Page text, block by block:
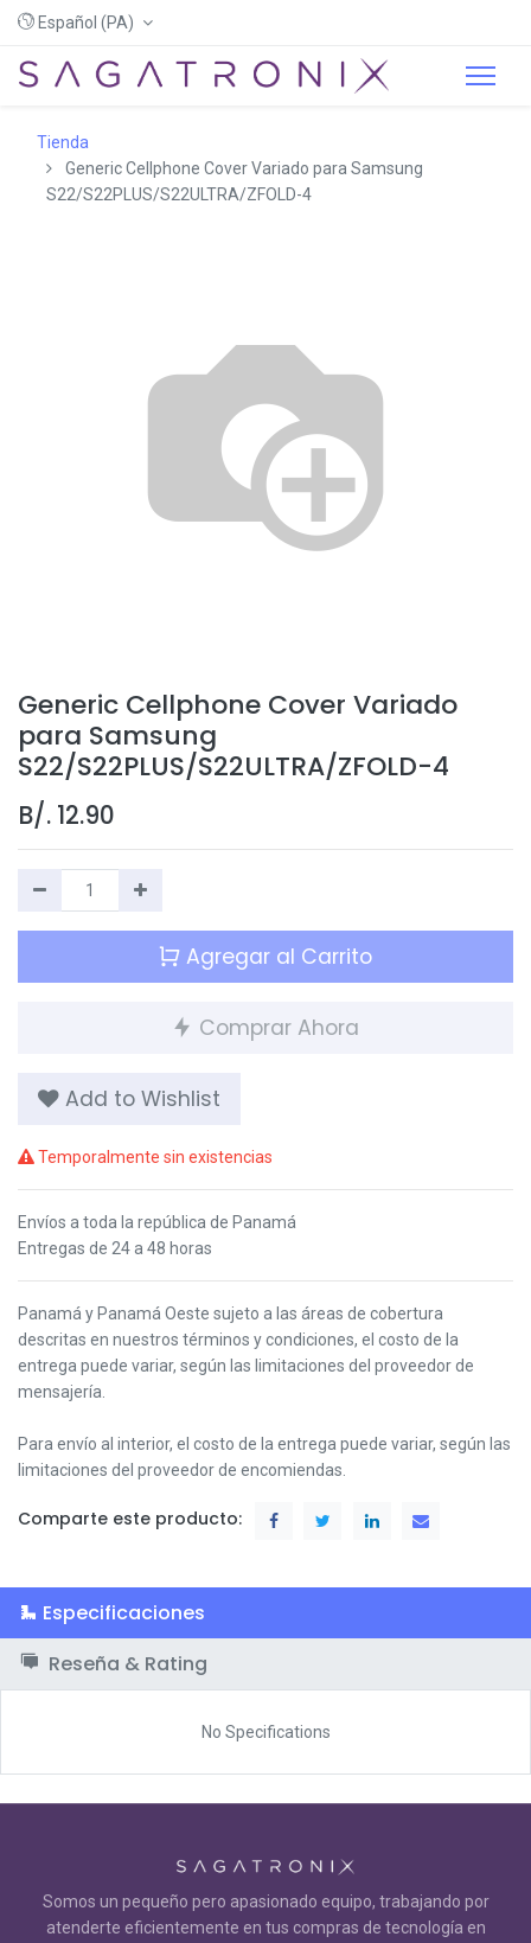
Español (PA)
Tienda
Generic Cellphone Cover Variado para Samsung
S22/S22PLUS/S22ULTRA/ZFOLD-4
Generic Cellphone Cover Variado
para Samsung
S22/S22PLUS/S22ULTRA/ZFOLD-4
B/. 12.90
Agregar al Carrito
Comprar Ahora
Add to Wishlist
Temporalmente sin existencias
Envíos a toda la república de Panamá
Entregas de 24 a 48 horas
Panamá y Panamá Oeste sujeto a las áreas de cobertura
descritas en nuestros términos y condiciones, el costo de la
entrega puede variar, según las limitaciones del proveedor de
mensajería.
Para envío al interior, el costo de la entrega puede variar, según las
limitaciones del proveedor de encomiendas.
Comparte este producto:
Especificaciones
Reseña & Rating
No Specifications
Somos un pequeño pero apasionado equipo, trabajando por
atenderte eficientemente en tus compras de tecnología en